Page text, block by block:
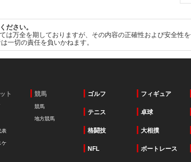
ださい。
万全を期しておりますが、その内容の正確性および安全性
一切の責任を負いかねます。
ト
表
ケ
競馬
競馬
地方競馬
ゴルフ フィギュア
テニス 卓球
格闘技 大相撲
NFL ボートレース